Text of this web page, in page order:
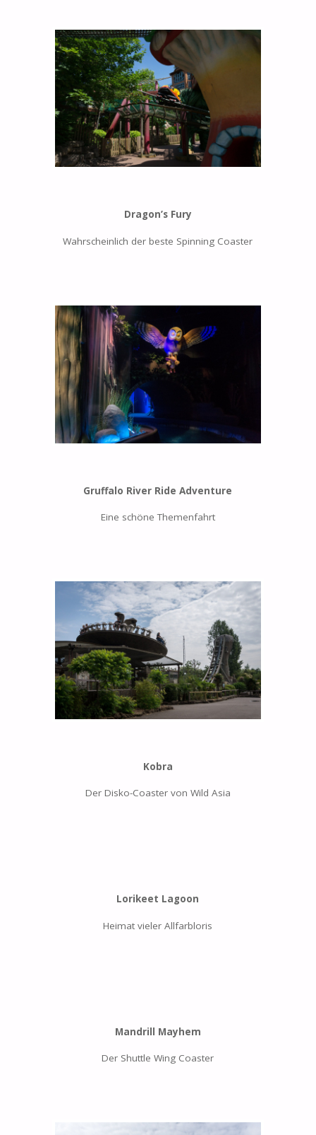
Dragon’s Fury
Wahrscheinlich der beste Spinning Coaster
Gruffalo River Ride Adventure
Eine schöne Themenfahrt
Kobra
Der Disko-Coaster von Wild Asia
Lorikeet Lagoon
Heimat vieler Allfarbloris
Mandrill Mayhem
Der Shuttle Wing Coaster